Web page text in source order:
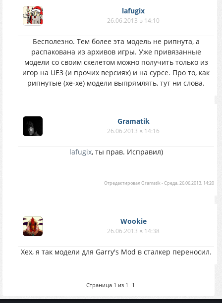
lafugix
26.06.2013 в 14:10
Бесполезно. Тем более эта модель не рипнута, а
распакована из архивов игры. Уже привязанные
модели со своим скелетом можно получить только из
игор на UE3 (и прочих версиях) и на сурсе. Про то, как
рипнутые (хе-хе) модели выпрямлять, тут ни слова.
Gramatik
26.06.2013 в 14:16
lafugix, ты прав. Исправил)
ОтредактировалGramatik-Среда, 26.06.2013, 14:20
Wookie
26.06.2013 в 14:38
Хех, я так модели для Garry's Mod в сталкер переносил.
Страница 1 из 1 1